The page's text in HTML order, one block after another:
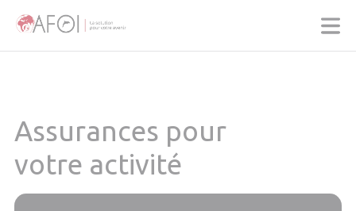
Assurances pour
votre activité